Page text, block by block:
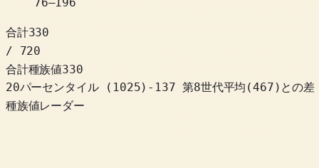
合計330
/ 720
合計種族値330
20パーセンタイル
( 1025) -137 第8世代平均(467)との差
種族値レーダー